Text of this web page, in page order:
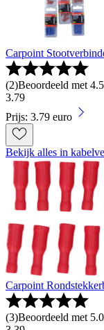
Carpoint
(2)Beoordeeld met
3.79
Prijs: 3.79 euro
Bekijk alles in
Carpoint
(3)Beoordeeld met